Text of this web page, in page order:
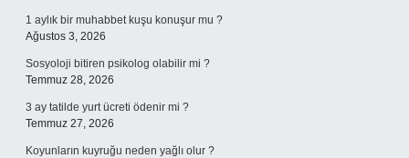
1 aylık bir muhabbet kuşu konuşur mu ?
Ağustos 3, 2026
Sosyoloji bitiren psikolog olabilir mi ?
Temmuz 28, 2026
3 ay tatilde yurt ücreti ödenir mi ?
Temmuz 27, 2026
Koyunların kuyruğu neden yağlı olur ?